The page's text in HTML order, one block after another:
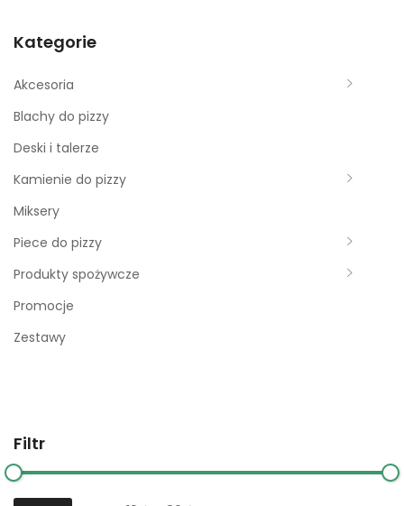
c
f
:
Kategorie
Akcesoria
Blachy do pizzy
Deski i talerze
Kamienie do pizzy
Miksery
Piece do pizzy
Produkty spożywcze
Promocje
Zestawy
Filtr